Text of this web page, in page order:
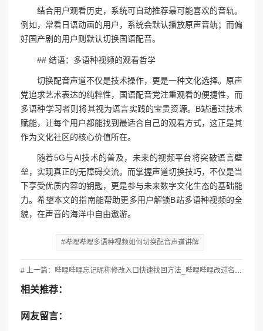
结合用户观看历史，系统可自动推荐最可能喜欢的音轨。
例如，常看日语动画的用户，系统会默认播放原声音轨；而偏
好国产剧的用户则默认切换国语配音。
## 结语：多语种视频的观看哲学
切换配音声道不仅是技术操作，更是一种文化选择。原声
党追求艺术表达的纯粹性，国语配音党注重观看的便捷性，而
多语种学习者则将其视为语言实践的宝贵资源。B站通过技术
赋能，让每个用户都能找到最适合自己的观看方式，这正是其
作为文化社区的核心价值所在。
随着5G与AI技术的普及，未来的视频平台将突破语言壁
垒，实现真正的无障碍交流。而掌握声道切换技巧，不仅是当
下享受优质内容的钥匙，更是参与未来数字文化生态的基础能
力。希望本文的指南能帮助更多用户解锁B站多语种视频的全
貌，在声音的海洋中自由遨游。
#哔哩哔哩多语种视频如何切换配音声道讲解
相关推荐：
网友留言：